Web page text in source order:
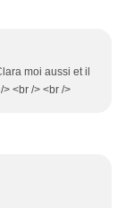
moi aussi et il
<br /> <br />